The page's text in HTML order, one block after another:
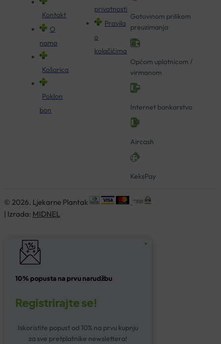
Kontakt
O
nama
Košarica
Poklon
bon
privatnosti
Pravila
o
kolačićima
Gotovinom prilikom
preuzimanja
Općom uplatnicom /
virmanom
Internet bankarstvo
Aircash
KeksPay
© 2026. Ljekarne Plantak
| Izrada: MIDNEL
10% popusta na prvu narudžbu
Registrirajte se!
Iskoristite popust od 10% na prvu kupnju
za sve pretplatnike newslettera!